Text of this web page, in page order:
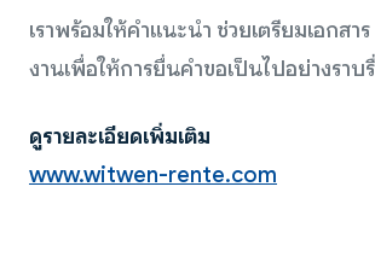
เราพร้อมให้คำแนะนำ ช่วยเตรียมเอกสา
งานเพื่อให้การยื่นคำขอเป็นไปอย่างราบ
ดูรายละเอียดเพิ่มเติม
www.witwen-rente.com